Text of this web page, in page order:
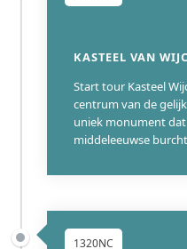
KASTEEL VAN
Start tour Kasteel
centrum van de
uniek monument
middeleeuwse burcht
1320NC